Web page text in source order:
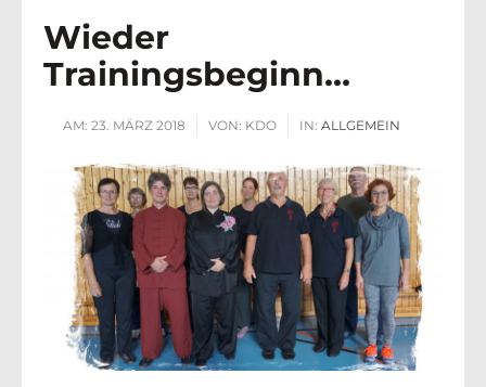
Wieder
Trainingsbeginn…
AM: 23. MÄRZ 2018 VON: KDO IN: ALLGEMEIN